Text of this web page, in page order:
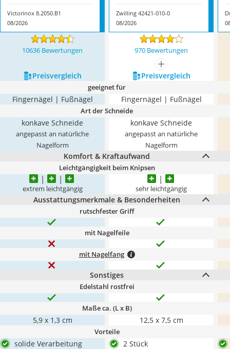
Victorinox 8.2050.B1
08/2026
Zwilling 42421-010-0
08/2026
10636 Bewertungen 970 Bewertungen
mehr anzeigen
Preis­vergleich
Preis­vergleich
geeignet für
Fingernägel | Fußnägel Fingernägel | Fußnägel
Art der Schneide
konkave Schneide
angepasst an natürliche
Nagelform
konkave Schneide
angepasst an natürliche
Nagelform
Komfort & Kraftaufwand
Leichtgängigkeit beim Knipsen
extrem leichtgängig sehr leichtgängig
Ausstattungsmerkmale & Besonderheiten
rutschfester Griff
mit Nagelfeile
mit Nagelfang
Sonstiges
Edelstahl rostfrei
Maße ca. (L x B)
5,9 x 1,3 cm 12,5 x 7,5 cm
Vorteile
solide Verarbeitung
2 Stück